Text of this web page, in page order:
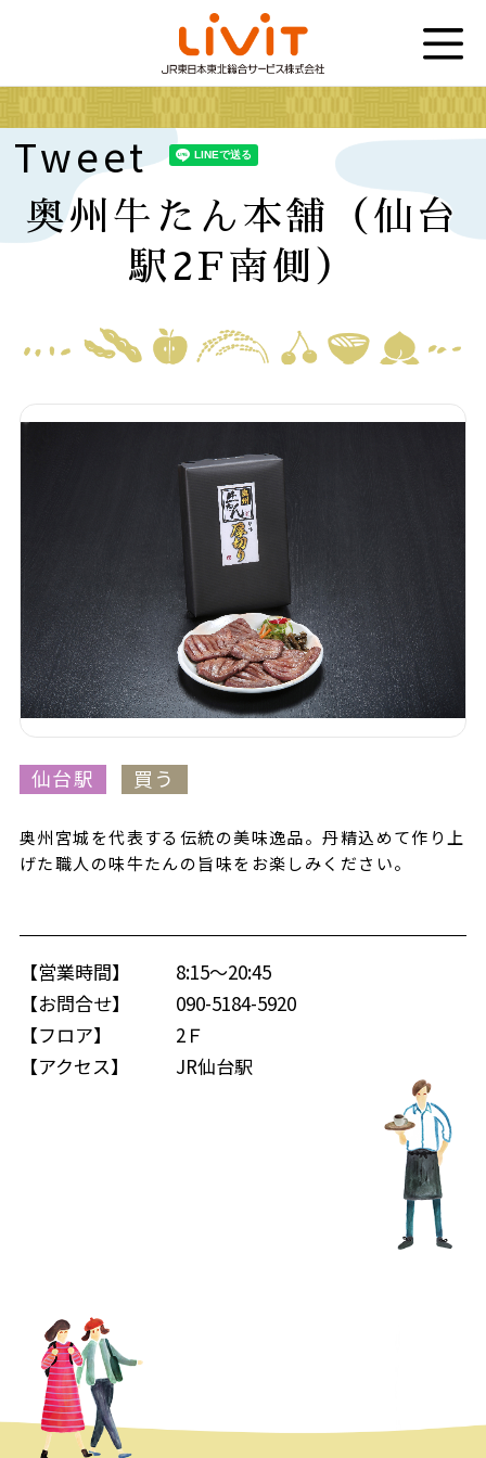
Tweet
奥州牛たん本舗（仙台
駅2F南側）
仙台駅 買う
奥州宮城を代表する伝統の美味逸品。丹精込めて作り上
げた職人の味牛たんの旨味をお楽しみください。
【営業時間】
8:15～20:45
【お問合せ】
090-5184-5920
【フロア】
2Ｆ
【アクセス】
JR仙台駅